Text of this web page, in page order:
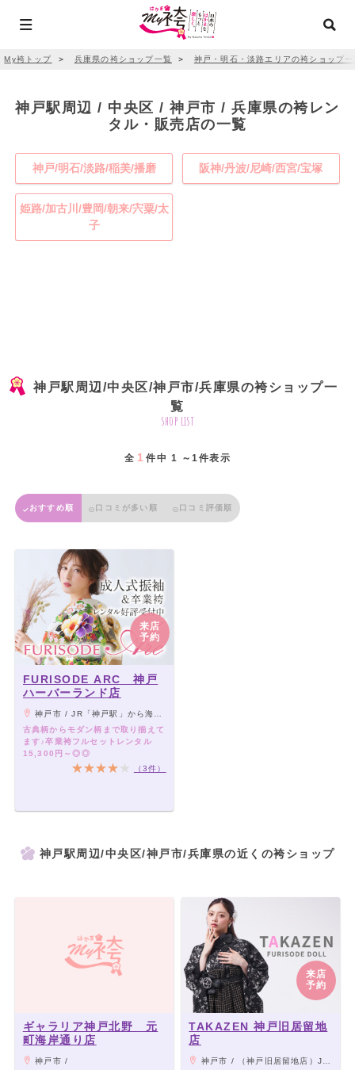
My袴トップ ＞ 兵庫県の袴ショップ一覧 ＞ 神戸・明石・淡路エリアの袴ショップ一
神戸駅周辺 / 中央区 / 神戸市 / 兵庫県の袴レン
タル・販売店の一覧
神戸/明石/淡路/稲美/播磨 阪神/丹波/尼崎/西宮/宝塚
姫路/加古川/豊岡/朝来/宍粟/太
子
神戸駅周辺/中央区/神戸市/兵庫県の袴ショップ一
覧
shop list
全 1 件中 1 ～1件表示
おすすめ順 口コミが多い順 口コミ評価順
来店
予約
FURISODE ARC 神戸
ハーバーランド店
神戸市 / JR「神戸駅」から海側徒歩5分 /地下鉄ハーバーランド駅から海側徒歩4分 /高速神戸駅から海側徒歩10分
古典柄からモダン柄まで取り揃えて
ます♪卒業袴フルセットレンタル
15,300円～◎◎
（3件）
神戸駅周辺/中央区/神戸市/兵庫県の近くの袴ショップ
ギャラリア神戸北野 元
町海岸通り店
神戸市 /
来店
予約
TAKAZEN 神戸旧居留地
店
神戸市 / （神戸旧居留地店）JR三ノ宮、JR元町駅より徒歩8分／阪急神戸三宮駅より徒歩5分。三宮センター街ZARAより南に一直線。